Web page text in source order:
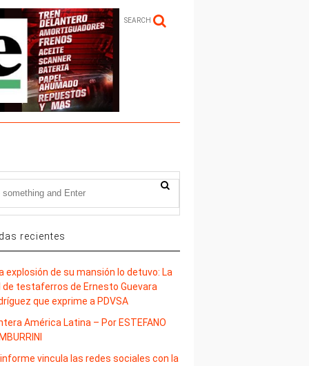
SEARCH
recientes
explosión de su mansión lo detuvo: La
de testaferros de Ernesto Guevara
que exprime a PDVSA
América Latina – Por ESTEFANO
vincula las redes sociales con la